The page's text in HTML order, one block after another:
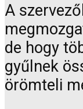
A
de hogy
gyűlnek
örömteli